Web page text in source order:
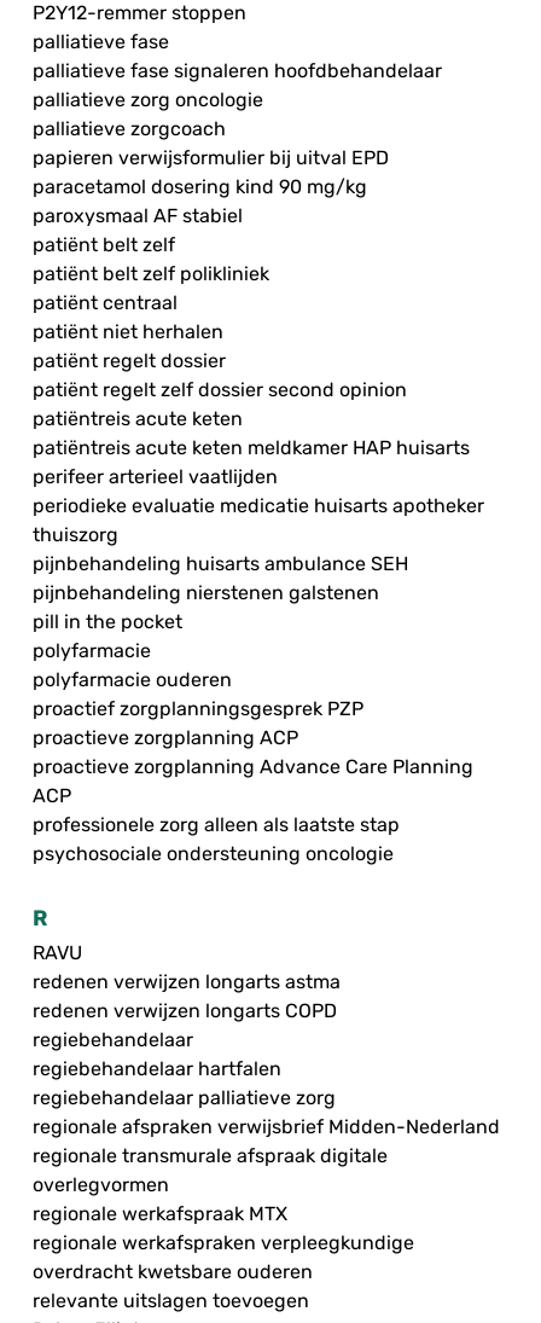
P2Y12-remmer stoppen
palliatieve fase
palliatieve fase signaleren hoofdbehandelaar
palliatieve zorg oncologie
palliatieve zorgcoach
papieren verwijsformulier bij uitval EPD
paracetamol dosering kind 90 mg/kg
paroxysmaal AF stabiel
patiënt belt zelf
patiënt belt zelf polikliniek
patiënt centraal
patiënt niet herhalen
patiënt regelt dossier
patiënt regelt zelf dossier second opinion
patiëntreis acute keten
patiëntreis acute keten meldkamer HAP huisarts
perifeer arterieel vaatlijden
periodieke evaluatie medicatie huisarts apotheker
thuiszorg
pijnbehandeling huisarts ambulance SEH
pijnbehandeling nierstenen galstenen
pill in the pocket
polyfarmacie
polyfarmacie ouderen
proactief zorgplanningsgesprek PZP
proactieve zorgplanning ACP
proactieve zorgplanning Advance Care Planning
ACP
professionele zorg alleen als laatste stap
psychosociale ondersteuning oncologie
R
RAVU
redenen verwijzen longarts astma
redenen verwijzen longarts COPD
regiebehandelaar
regiebehandelaar hartfalen
regiebehandelaar palliatieve zorg
regionale afspraken verwijsbrief Midden-Nederland
regionale transmurale afspraak digitale
overlegvormen
regionale werkafspraak MTX
regionale werkafspraken verpleegkundige
overdracht kwetsbare ouderen
relevante uitslagen toevoegen